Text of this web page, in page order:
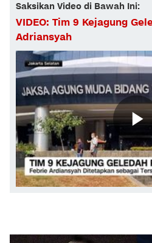
Saksikan Video di Bawah Ini:
VIDEO: Tim 9 Kejagung
Adriansyah